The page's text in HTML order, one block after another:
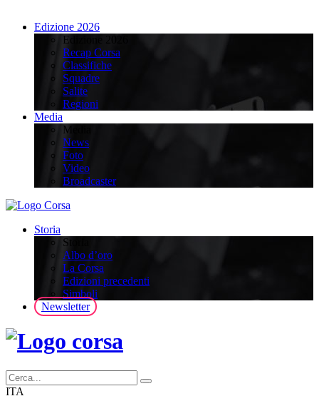
Edizione 2026
Edizione 2026
Recap Corsa
Classifiche
Squadre
Salite
Regioni
Media
Media
News
Foto
Video
Broadcaster
Storia
Storia
Albo d’oro
La Corsa
Edizioni precedenti
Simboli
Newsletter
ITA